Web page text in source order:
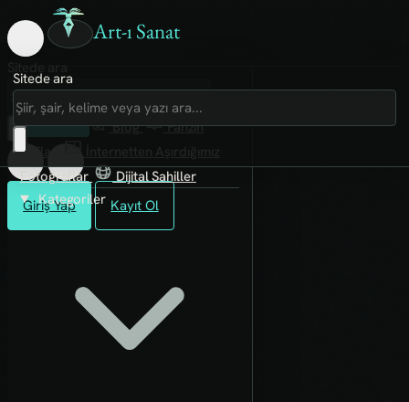
Art-ı Sanat
Giriş Yap Kayıt Ol
Sitede ara
Art-ı Sosyal
İmece
Kütüphane
Blog
Fanzin
Rafları
Fotoğraflar
Dijital Sahiller
Kategoriler